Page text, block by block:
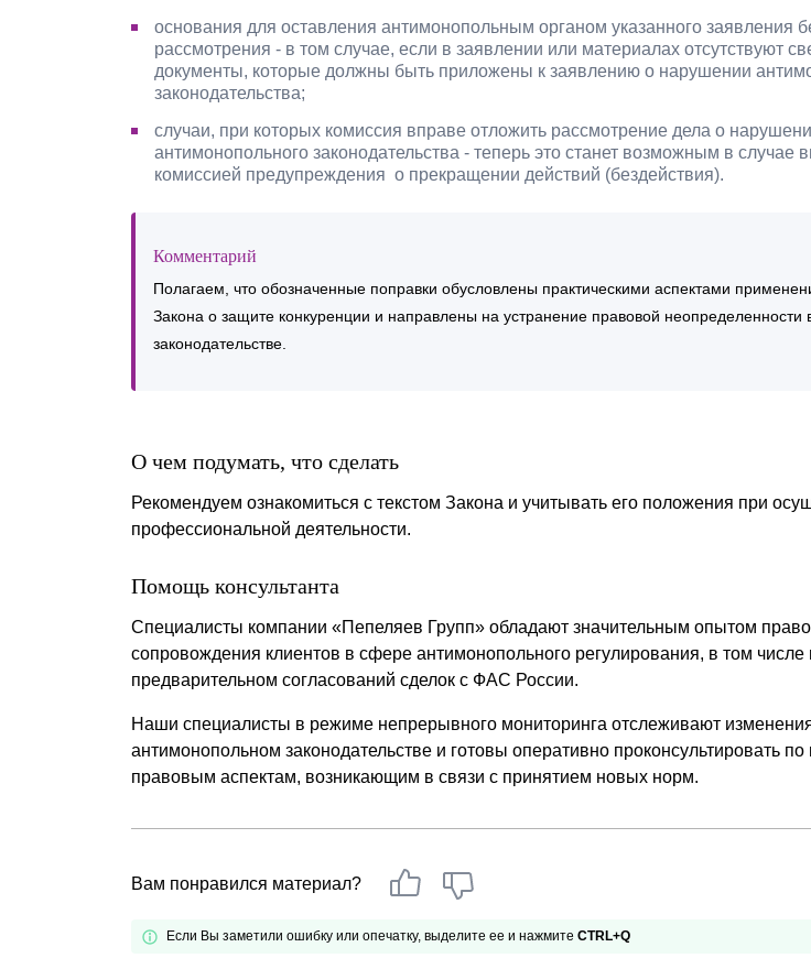
основания для оставления антимонопольным органом указанного заявления
рассмотрения - в том случае, если в заявлении или материалах отсутствуют
документы, которые должны быть приложены к заявлению о нарушении
законодательства;
случаи, при которых комиссия вправе отложить рассмотрение дела о
антимонопольного законодательства - теперь это станет возможным в случае
комиссией предупреждения о прекращении действий (бездействия).
Комментарий
Полагаем, что обозначенные поправки обусловлены практическими аспектами
Закона о защите конкуренции и направлены на устранение правовой неопределенности
законодательстве.
О чем подумать, что сделать
Рекомендуем ознакомиться с текстом Закона и учитывать его положения при
профессиональной деятельности.
Помощь консультанта
Специалисты компании «Пепеляев Групп» обладают значительным опытом
сопровождения клиентов в сфере антимонопольного регулирования, в том числе
предварительном согласований сделок с ФАС России.
Наши специалисты в режиме непрерывного мониторинга отслеживают
антимонопольном законодательстве и готовы оперативно проконсультировать по
правовым аспектам, возникающим в связи с принятием новых норм.
Вам понравился материал?
Если Вы заметили ошибку или опечатку, выделите ее и нажмите CTRL+Q